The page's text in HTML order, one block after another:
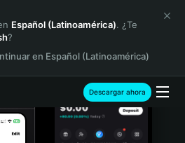
Español (Latinoamérica). ¿Te
?
en Español (Latinoamérica)
Descargar ahora